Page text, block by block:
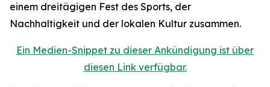
einem dreitägigen Fest des Sports, der
Nachhaltigkeit und der lokalen Kultur zusammen.
Ein Medien-Snippet zu dieser Ankündigung ist über
diesen Link verfügbar.